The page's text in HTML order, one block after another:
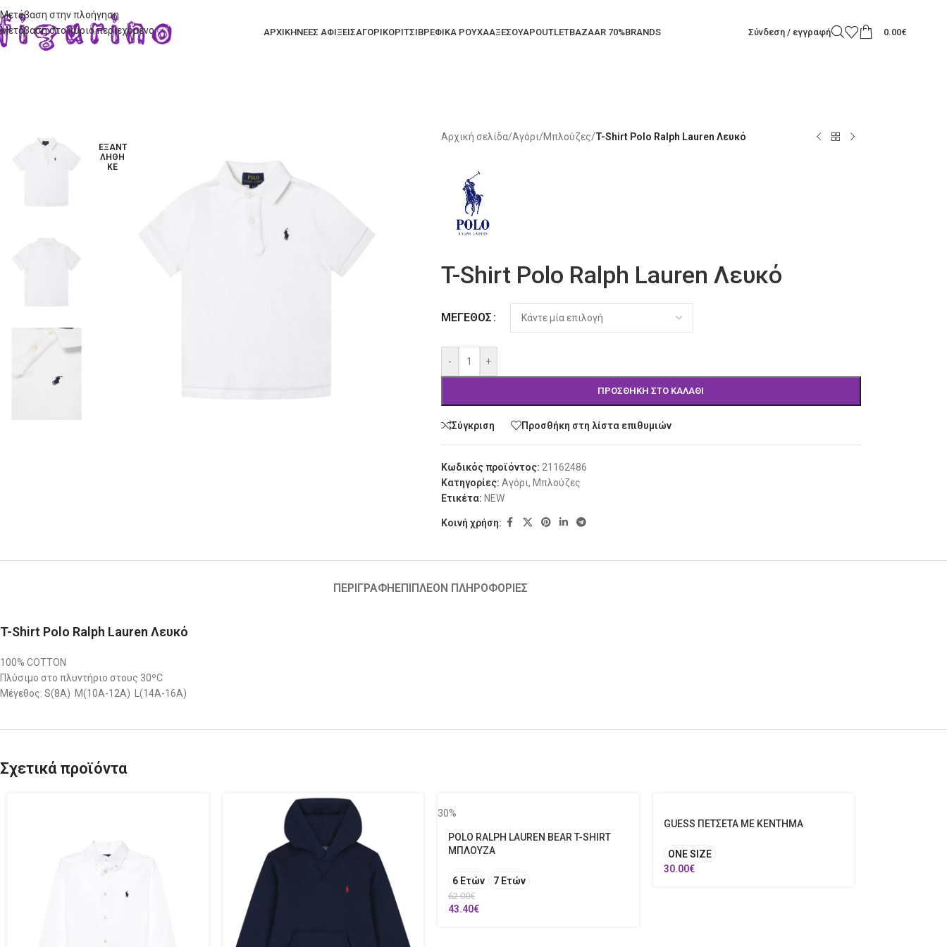
Μετάβαση στην πλοήγηση
Μετάβαση στο κύριο περιεχόμενο
ΑΡΧΙΚΗΝΕΕΣ ΑΦΙΞΕΙΣΑΓΟΡΙΚΟΡΙΤΣΙΒΡΕΦΙΚΑ ΡΟΥΧΑΑΞΕΣΟΥΑΡOUTLETBAZAAR 70%BRANDS Σύνδεση / εγγραφή 0.00€
ΕΞΑΝΤ
ΛΉΘΗ
ΚΕ
Αρχική σελίδα/Αγόρι/Μπλούζες/T-Shirt Polo Ralph Lauren Λευκό
T-Shirt Polo Ralph Lauren Λευκό
ΜΈΓΕΘΟΣ
- +
ΠΡΟΣΘΉΚΗ ΣΤΟ ΚΑΛΆΘΙ
Alternative:
Σύγκριση Προσθήκη στη λίστα επιθυμιών
Κωδικός προϊόντος: 21162486
Κατηγορίες: Αγόρι, Μπλούζες
Ετικέτα: NEW
Κοινή χρήση:
ΠΕΡΙΓΡΑΦΉ ΕΠΙΠΛΈΟΝ ΠΛΗΡΟΦΟΡΊΕΣ
T-Shirt Polo Ralph Lauren Λευκό
100% COTTON
Πλύσιμο στο πλυντήριο στους 30ºC
Μέγεθος: S(8A) M(10A-12A) L(14A-16A)
Σχετικά προϊόντα
30%
POLO RALPH LAUREN BEAR T-SHIRT
ΜΠΛΟΥΖΑ
6 Ετών 7 Ετών
62.00€
43.40€
GUESS ΠΕΤΣΕΤΑ ΜΕ ΚΕΝΤΗΜΑ
ONE SIZE
30.00€